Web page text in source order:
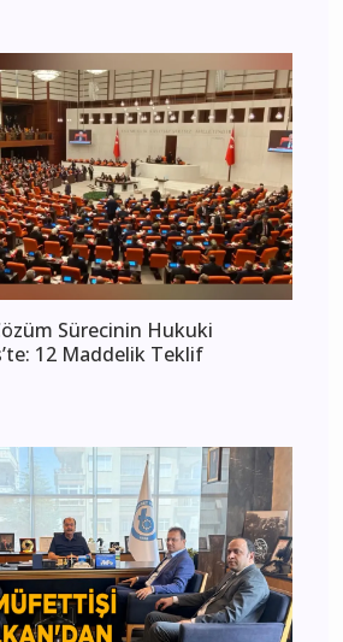
Sürecinin Hukuki
12 Maddelik Teklif